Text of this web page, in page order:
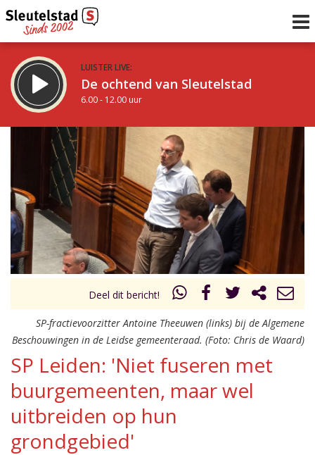
LUISTER LIVE:
De ochtend van Sleutelstad
6.00 - 12.00 uur
De middag van Sleutelstad
12.00 - 18.00 uur
Vorig uur
uur 1 van 0 Volgend uur
Inklappen
Deel dit bericht!
SP-fractievoorzitter Antoine Theeuwen (links) bij de Algemene
Beschouwingen in de Leidse gemeenteraad. (Foto: Chris de Waard)
SP Leiden: 'Niet fuseren met
buurgemeenten, maar wel
uitbreiden op hun
grondgebied'